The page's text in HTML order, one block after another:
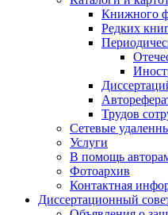
Книжного
Редких
Трудов
Сетевые
Услуги
В помощь
Фотоархив
Контактная
Диссертационный